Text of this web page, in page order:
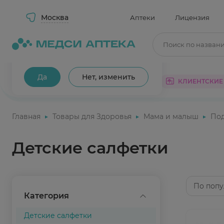
Москва
Ваш город Москва?
Да Нет, изменить
Аптеки Лицензия
Поиск по
КАТАЛОГ АКЦИИ
Главная Товары для Здоровья Мама и малыш
Детские салфетки
Категория
Детские салфетки
По